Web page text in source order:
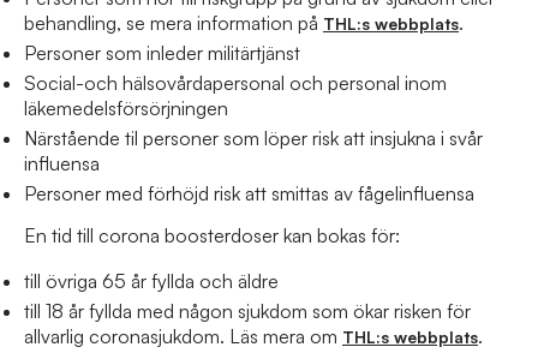
behandling, se mera information på THL:s webbplats.
Personer som inleder militärtjänst
Social-och hälsovårdapersonal och personal inom
läkemedelsförsörjningen
Närstående til personer som löper risk att insjukna i svår
influensa
Personer med förhöjd risk att smittas av fågelinfluensa
En tid till corona boosterdoser kan bokas för:
till övriga 65 år fyllda och äldre
till 18 år fyllda med någon sjukdom som ökar risken för
allvarlig coronasjukdom. Läs mera om THL:s webbplats.